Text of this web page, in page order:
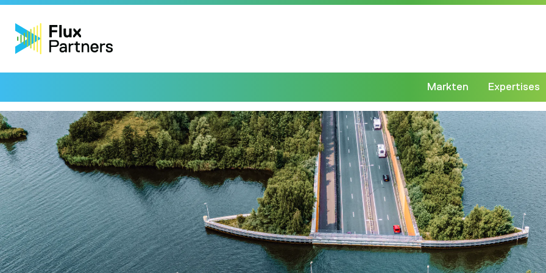
Markten Expertises